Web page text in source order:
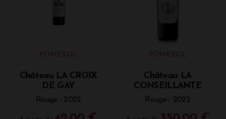
POMEROL
Château LA CROIX
DE GAY
Rouge - 2022
POMEROL
Château LA
CONSEILLANTE
Rouge - 2022